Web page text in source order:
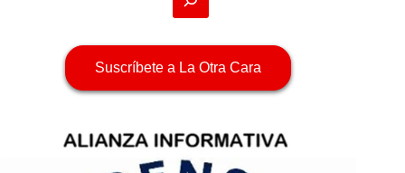
Suscríbete a La Otra Cara